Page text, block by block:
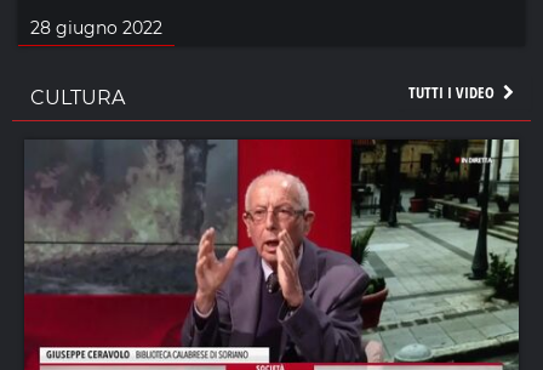
28 giugno 2022
TUTTI I VIDEO
CULTURA